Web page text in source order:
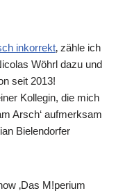
inkorrekt‚ zähle ich
Wöhrl dazu und
seit 2013!
Kollegin, die mich
Arsch‘ aufmerksam
Bielendorfer
‚Das M!perium